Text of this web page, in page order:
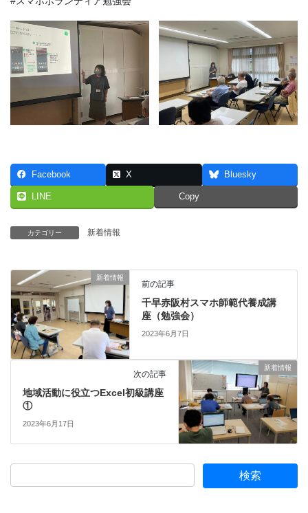
Facebook X Bluesky
LINE Copy
カテゴリー 新着情報
新着情報
前の記事
千早赤阪村スマホ師範代養成講
座（勉強会）
2023年6月7日
新着情報
次の記事
地域活動に役立つExcel初級講座
①
2023年6月17日